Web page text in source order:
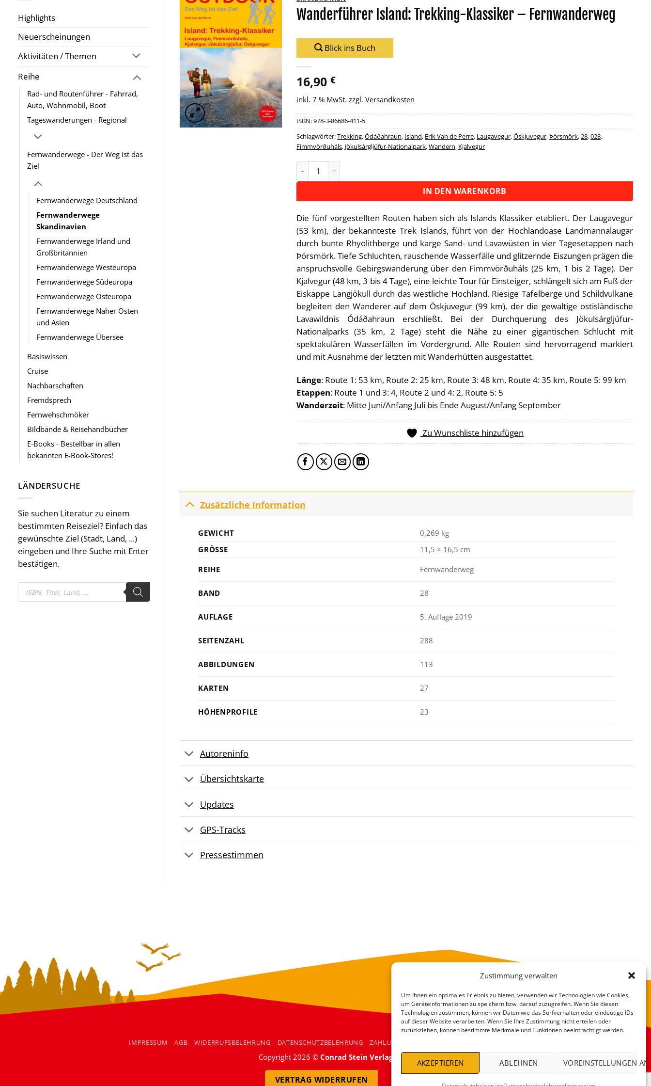
Zustimmung verwalten
Um Ihnen ein optimales Erlebnis zu bieten, verwenden wir Technologien wie Cookies,
um Geräteinformationen zu speichern bzw. darauf zuzugreifen. Wenn Sie diesen
Technologien zustimmen, können wir Daten wie das Surfverhalten oder eindeutige IDs
auf dieser Website verarbeiten. Wenn Sie Ihre Zustimmung nicht erteilen oder
zurückziehen, können bestimmte Merkmale und Funktionen beeinträchtigt werden.
AKZEPTIEREN ABLEHNEN VOREINSTELLUNGEN
Highlights
Neuerscheinungen
Aktivitäten / Themen
Reihe
Rad- und Routenführer - Fahrrad,
Auto, Wohnmobil, Boot
Tageswanderungen - Regional
Fernwanderwege - Der Weg ist das
Ziel
Fernwanderwege Deutschland
Fernwanderwege
Skandinavien
Fernwanderwege Irland und
Großbritannien
Fernwanderwege Westeuropa
Fernwanderwege Südeuropa
Fernwanderwege Osteuropa
Fernwanderwege Naher Osten
und Asien
Fernwanderwege Übersee
Basiswissen
Cruise
Nachbarschaften
Fremdsprech
Fernwehschmöker
Bildbände & Reisehandbücher
E-Books - Bestellbar in allen
bekannten E-Book-Stores!
LÄNDERSUCHE
Sie suchen Literatur zu einem
bestimmten Reiseziel? Einfach das
gewünschte Ziel (Stadt, Land, ...)
eingeben und Ihre Suche mit Enter
bestätigen.
Products
search
Zu
Wunschliste
hinzufügen
Wanderführer Island: Trekking-Klassiker – Fernwanderweg
Blick ins Buch
16,90€
inkl. 7 % MwSt. zzgl.Versandkosten
ISBN:978-3-86686-411-5
Schlagwörter:Trekking,Ódáðahraun, Island, Erik Van de Perre, Laugavegur,Öskjuvegur, Þórsmörk,28,028,
Fimmvörðuháls, Jökulsárgljúfur-Nationalpark,Wandern, Kjalvegur
Wanderführer Island: Trekking-Klassiker - Fernwanderweg Menge
IN DEN WARENKORB
Alternative:
Die fünf vorgestellten Routen haben sich als Islands Klassiker etabliert. Der Laugavegur
(53 km), der bekannteste Trek Islands, führt von der Hochlandoase Landmannalaugar
durch bunte Rhyolithberge und karge Sand- und Lavawüsten in vier Tagesetappen nach
Þórsmörk. Tiefe Schluchten, rauschende Wasserfälle und glitzernde Eiszungen prägen die
anspruchsvolle Gebirgswanderung über den Fimmvörðuháls (25 km, 1 bis 2 Tage). Der
Kjalvegur (48 km, 3 bis 4 Tage), eine leichte Tour für Einsteiger, schlängelt sich am Fuß der
Eiskappe Langjökull durch das westliche Hochland. Riesige Tafelberge und Schildvulkane
begleiten den Wanderer auf dem Öskjuvegur (99 km), der die gewaltige ostisländische
Lavawildnis Ódáðahraun erschließt. Bei der Durchquerung des Jökulsárgljúfur-
Nationalparks (35 km, 2 Tage) steht die Nähe zu einer gigantischen Schlucht mit
spektakulären Wasserfällen im Vordergrund. Alle Routen sind hervorragend markiert
und mit Ausnahme der letzten mit Wanderhütten ausgestattet.
Länge: Route 1: 53 km, Route 2: 25 km, Route 3: 48 km, Route 4: 35 km, Route 5: 99 km
Etappen: Route 1 und 3: 4, Route 2 und 4: 2, Route 5: 5
Wanderzeit: Mitte Juni/Anfang Juli bis Ende August/Anfang September
Zu Wunschliste hinzufügen
Zusätzliche Information
GEWICHT
0,269 kg
GRÖSSE
11,5 × 16,5 cm
REIHE Fernwanderweg
BAND 28
AUFLAGE 5. Auflage 2019
SEITENZAHL 288
ABBILDUNGEN 113
KARTEN 27
HÖHENPROFILE 23
Autoreninfo
Übersichtskarte
Updates
GPS-Tracks
Pressestimmen
IMPRESSUM AGB WIDERRUFSBELEHRUNG DATENSCHUTZBELEHRUNG ZAHLUNGSARTEN
Copyright 2026 © Conrad Stein Verlag
VERTRAG WIDERRUFEN